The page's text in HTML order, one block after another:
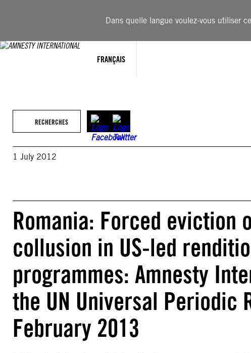
Dans quelle langue voulez-vous utiliser
FRANÇAIS
RECHERCHES
1 July 2012
Romania: Forced eviction
collusion in US-led
programmes: Amnesty
the UN Universal Periodic
February 2013